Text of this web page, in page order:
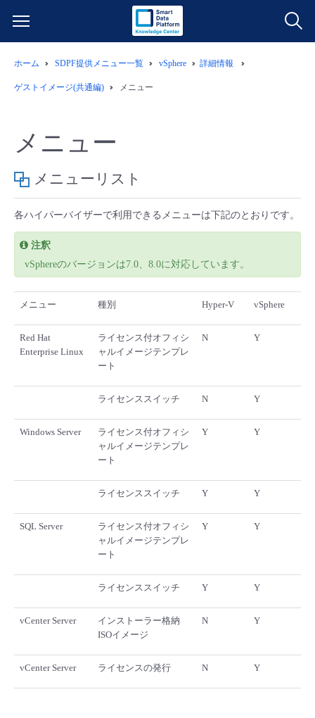
サービス一覧
クラウド/サーバー
ネットワーク
IoT
モニタリング/監査
管理機能
すべてのメニューを見る
データ利活用
クラウド/サーバー
ネットワーク
IoT
モニタリング/監査
サポート
すべてのメニューを見る
料金情報
料金シミュレーター
データ利活用
クラウド/サーバー
ネットワーク
IoT
モニタリング/監査
サポート
■ 管理機能
- 管理機能
- 新規お申し込み方法
- 初期設定・確認
- ユーザー機能の管理
- 登録情報の管理
- クラウド / サーバー
- Flexible Remote Access
ユースケース
- バックアップ
- セキュリティ・監査
- データと分析
- IoT
- マルチクラウド利用
故障/メンテナンス情報
サービス稼働状況
故障/メンテナンス履歴
メンテナンス予定
定期メンテナンス
協業パートナー
トレーニング/操作動画
脱炭素化
ホーム SDPF提供メニュー一覧 vSphere 詳細情報
ゲストイメージ(共通編) メニュー
メニュー
メニューリスト
各ハイパーバイザーで利用できるメニューは下記のとおりです。
注釈
vSphereのバージョンは7.0、8.0に対応しています。
メニュー 種別 Hyper-V vSphere
Red Hat
Enterprise Linux
ライセンス付オフィシ
ャルイメージテンプレ
ート
N Y
ライセンススイッチ N Y
Windows Server
ライセンス付オフィシ
ャルイメージテンプレ
ート
Y Y
ライセンススイッチ Y Y
SQL Server
ライセンス付オフィシ
ャルイメージテンプレ
ート
Y Y
ライセンススイッチ Y Y
vCenter Server
インストーラー格納
ISOイメージ
N Y
vCenter Server ライセンスの発行 N Y